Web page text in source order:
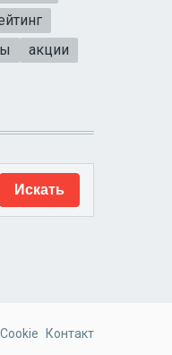
акции
Контакт